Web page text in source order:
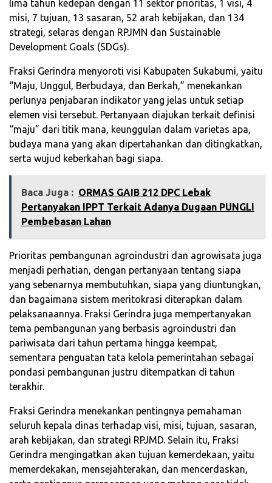
lima tahun kedepan dengan 11 sektor prioritas, 1 visi, 4
misi, 7 tujuan, 13 sasaran, 52 arah kebijakan, dan 134
strategi, selaras dengan RPJMN dan Sustainable
Development Goals (SDGs).
Fraksi Gerindra menyoroti visi Kabupaten Sukabumi, yaitu
“Maju, Unggul, Berbudaya, dan Berkah,” menekankan
perlunya penjabaran indikator yang jelas untuk setiap
elemen visi tersebut. Pertanyaan diajukan terkait definisi
“maju” dari titik mana, keunggulan dalam varietas apa,
budaya mana yang akan dipertahankan dan ditingkatkan,
serta wujud keberkahan bagi siapa.
Baca Juga : ORMAS GAIB 212 DPC Lebak
Pertanyakan IPPT Terkait Adanya Dugaan PUNGLI
Pembebasan Lahan
Prioritas pembangunan agroindustri dan agrowisata juga
menjadi perhatian, dengan pertanyaan tentang siapa
yang sebenarnya membutuhkan, siapa yang diuntungkan,
dan bagaimana sistem meritokrasi diterapkan dalam
pelaksanaannya. Fraksi Gerindra juga mempertanyakan
tema pembangunan yang berbasis agroindustri dan
pariwisata dari tahun pertama hingga keempat,
sementara penguatan tata kelola pemerintahan sebagai
pondasi pembangunan justru ditempatkan di tahun
terakhir.
Fraksi Gerindra menekankan pentingnya pemahaman
seluruh kepala dinas terhadap visi, misi, tujuan, sasaran,
arah kebijakan, dan strategi RPJMD. Selain itu, Fraksi
Gerindra mengingatkan akan tujuan kemerdekaan, yaitu
memerdekakan, mensejahterakan, dan mencerdaskan,